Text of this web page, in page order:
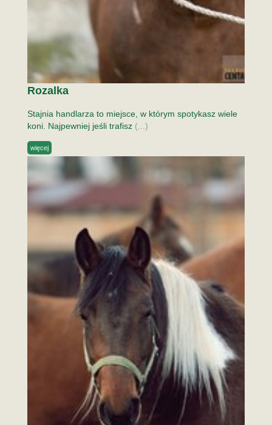
Rozalka
Stajnia handlarza to miejsce, w którym spotykasz wiele
koni. Najpewniej jeśli trafisz (...)
więcej